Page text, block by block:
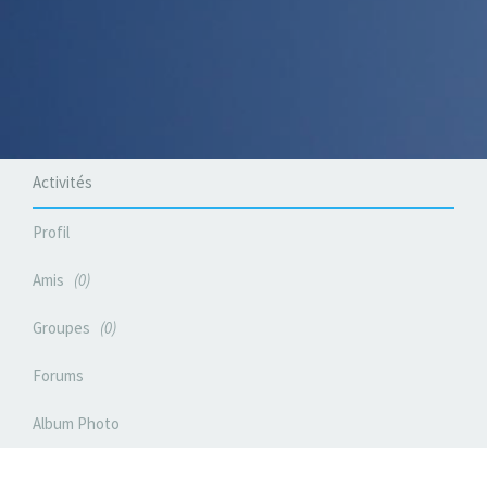
Activités
Profil
Amis 0
Groupes 0
Forums
Album Photo